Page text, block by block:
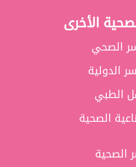
الأخرى
الصحي
الدولية
الطبي
الصحية
الصحية